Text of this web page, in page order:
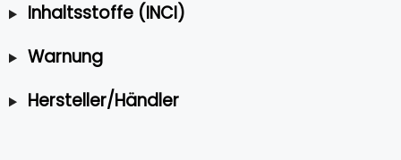
Inhaltsstoffe (INCI)
Warnung
Hersteller/Händler